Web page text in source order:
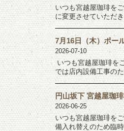
いつも宮越屋珈琲を
に変更させていただ
7月16日（木）ポー
2026-07-10
いつも宮越屋珈琲を
では店内設備工事の
円山坂下 宮越屋珈
2026-06-25
いつも宮越屋珈琲を
備入れ替えのため臨